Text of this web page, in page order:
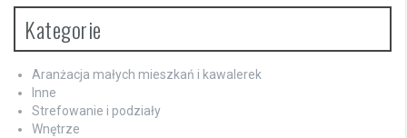
Kategorie
Aranżacja małych mieszkań i kawalerek
Inne
Strefowanie i podziały
Wnętrze